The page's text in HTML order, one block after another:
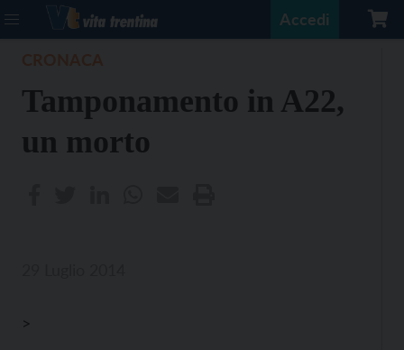
Accedi
Tamponamento in A22,
un morto
>